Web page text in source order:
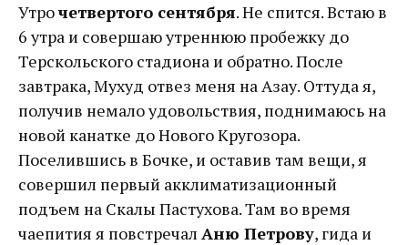
Утрочетвертого сентября. Не спится. Встаю в
6 утра и совершаю утреннюю пробежку до
Терскольского стадиона и обратно. После
завтрака, Мухуд отвез меня на Азау. Оттуда я,
получив немало удовольствия, поднимаюсь на
новой канатке до Нового Кругозора.
Поселившись в Бочке, и оставив там вещи, я
совершил первый акклиматизационный
подъем на Скалы Пастухова. Там во время
чаепития я повстречал Аню Петрову, гида и